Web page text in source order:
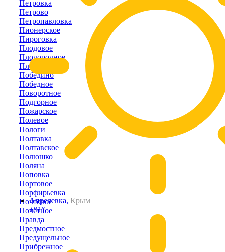
Апрелевка, Крым
+31°
Петровка
Петрово
Петропавловка
Пионерское
Пироговка
Плодовое
Плодородное
Плотинное
Победино
Победное
Поворотное
Подгорное
Пожарское
Полевое
Пологи
Полтавка
Полтавское
Полюшко
Поляна
Поповка
Портовое
Порфирьевка
Почтовое
Почётное
Правда
Предмостное
Предущельное
Прибрежное